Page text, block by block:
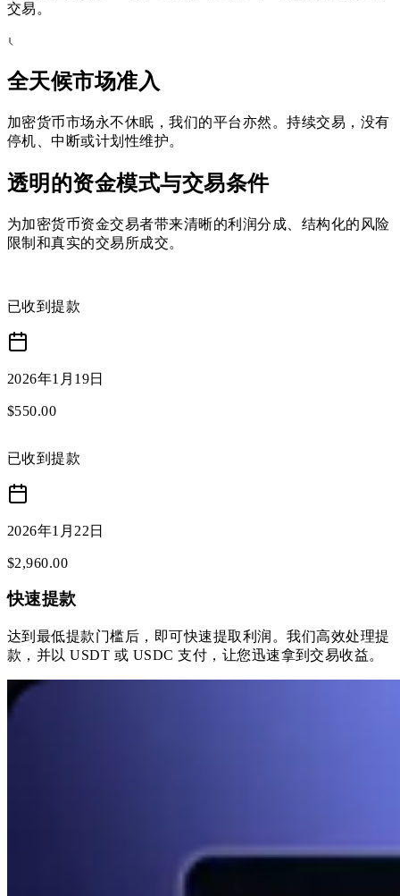
交易。
全天候市场准入
加密货币市场永不休眠，我们的平台亦然。持续交易，没有
停机、中断或计划性维护。
透明的资金模式与交易条件
为加密货币资金交易者带来清晰的利润分成、结构化的风险
限制和真实的交易所成交。
已收到提款
2026年1月19日
$550.00
已收到提款
2026年1月22日
$2,960.00
快速提款
达到最低提款门槛后，即可快速提取利润。我们高效处理提
款，并以 USDT 或 USDC 支付，让您迅速拿到交易收益。